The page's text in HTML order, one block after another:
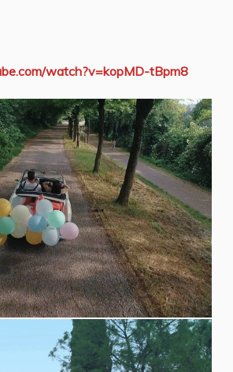
watch?v=kopMD-tBpm8